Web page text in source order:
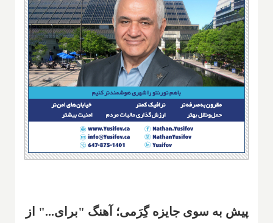
پیش به سوی جایزه گِرَمی؛ آهنگ "برای..." از